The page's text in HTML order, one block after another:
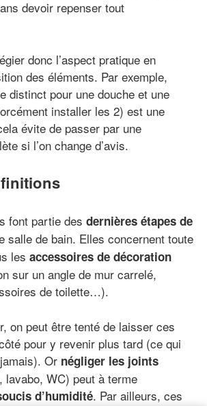
devoir repenser tout
donc l’aspect pratique en
des éléments. Par exemple,
distinct pour une douche et une
installer les 2) est une
évite de passer par une
si l’on change d’avis.
font partie des dernières étapes de
salle de bain. Elles concernent toute
les accessoires de décoration
sur un angle de mur carrelé,
de toilette…).
on peut être tenté de laisser ces
pour y revenir plus tard (ce qui
Or négliger les joints
lavabo, WC) peut à terme
d’humidité. Par ailleurs, ces